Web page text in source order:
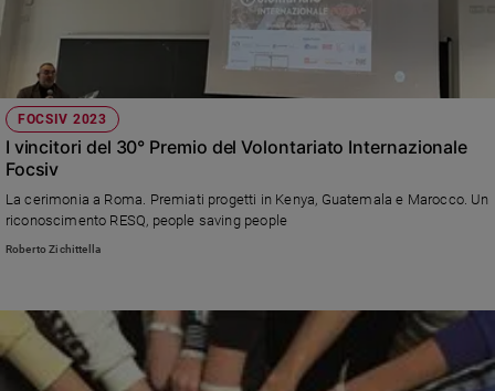
spettacoli
Sanremo
2026
Cinema,
e
streaming
Libri
Arte
Famiglia
ed
FOCSIV 2023
I vincitori del 30° Premio del Volontariato Internazionale
Focsiv
La cerimonia a Roma. Premiati progetti in Kenya, Guatemala e Marocco. Un
riconoscimento RESQ, people saving people
Roberto Zichittella